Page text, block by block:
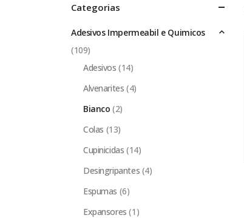
Categorias
Adesivos Impermeabil e Quimicos
(109)
Adesivos (14)
Alvenarites (4)
Bianco (2)
Colas (13)
Cupinicidas (14)
Desingripantes (4)
Espumas (6)
Expansores (1)